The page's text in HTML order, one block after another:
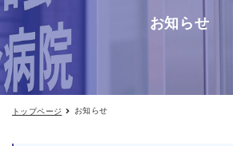
お知らせ
トップページ お知らせ